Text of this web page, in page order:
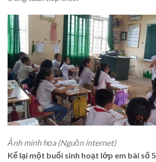
Ảnh minh họa (Nguồn internet)
Kể lại một buổi sinh hoạt lớp em bài số 5